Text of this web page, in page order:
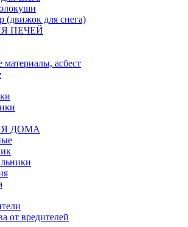
(движок для снега)
ПЕЧЕЙ
асбест
ДОМА
от вредителей